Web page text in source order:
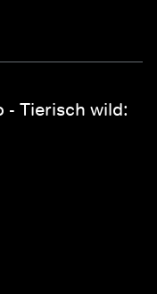
- Tierisch wild: